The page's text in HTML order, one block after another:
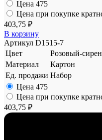
Цена 475
Цена при покупке
403,75 ₽
В корзину
Артикул D1515-7
Цвет
Розовый-
Материал
Картон
Ед. продажи Набор
Цена 475
Цена при покупке
403,75 ₽